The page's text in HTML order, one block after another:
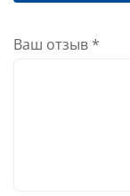
Ваш отзыв *